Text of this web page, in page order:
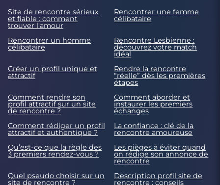
Site de rencontre sérieux
et fiable : comment
trouver l'amour
Rencontrer une femme
célibataire
Rencontrer un homme
célibataire
Rencontre Lesbienne :
découvrez votre match
idéal
Créer un profil unique et
attractif
Rendre la rencontre
“réelle” dès les premières
étapes
Comment rendre son
profil attractif sur un site
de rencontre ?
Comment aborder et
instaurer les premiers
échanges
Comment rédiger un profil
attractif et authentique ?
La confiance : clé de la
rencontre amoureuse
Qu’est-ce que la règle des
3 premiers rendez-vous ?
Les pièges à éviter quand
on rédige son annonce de
rencontre
Quel pseudo choisir sur un
site de rencontre ?
Description profil site de
rencontre : conseils